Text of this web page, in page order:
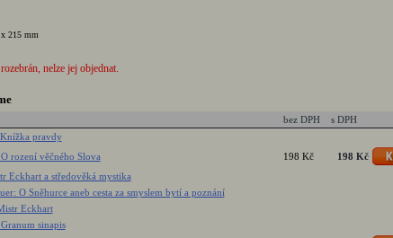
215 mm
nelze jej objednat.
bez DPH
s DPH
pravdy
rození věčného Slova
198 Kč
198 Kč
Eckhart a středověká mystika
O Sněhurce aneb cesta za smyslem bytí a poznání
Eckhart
sinapis